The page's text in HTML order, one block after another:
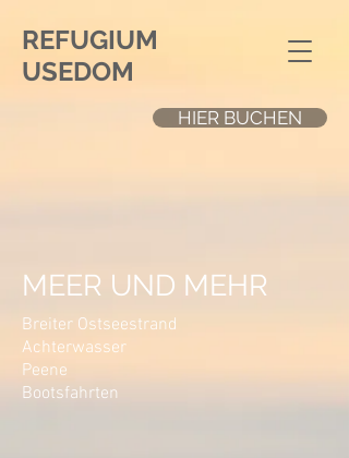
REFUGIUM
USEDOM
HIER BUCHEN
MEER UND MEHR
Breiter Ostseestrand
Achterwasser
Peene
Bootsfahrten